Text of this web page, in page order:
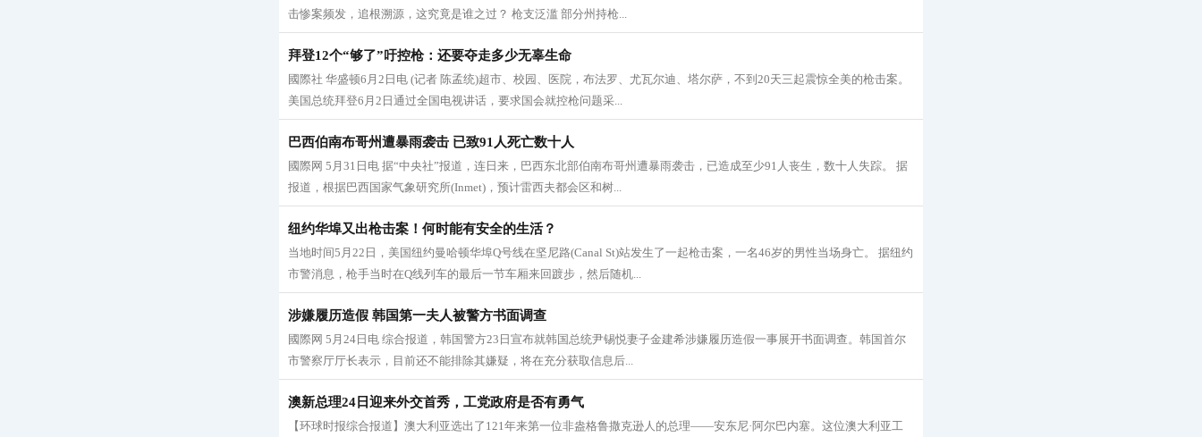
击惨案频发，追根溯源，这究竟是谁之过？ 枪支泛滥 部分州持枪...
拜登12个“够了”吁控枪：还要夺走多少无辜生命
國際社 华盛顿6月2日电 (记者 陈孟统)超市、校园、医院，布法罗、尤瓦尔迪、塔尔萨，不到20天三起震惊全美的枪击案。
美国总统拜登6月2日通过全国电视讲话，要求国会就控枪问题采...
巴西伯南布哥州遭暴雨袭击 已致91人死亡数十人
國際网 5月31日电 据“中央社”报道，连日来，巴西东北部伯南布哥州遭暴雨袭击，已造成至少91人丧生，数十人失踪。 据
报道，根据巴西国家气象研究所(Inmet)，预计雷西夫都会区和树...
纽约华埠又出枪击案！何时能有安全的生活？
当地时间5月22日，美国纽约曼哈顿华埠Q号线在坚尼路(Canal St)站发生了一起枪击案，一名46岁的男性当场身亡。 据纽约
市警消息，枪手当时在Q线列车的最后一节车厢来回踱步，然后随机...
涉嫌履历造假 韩国第一夫人被警方书面调查
國際网 5月24日电 综合报道，韩国警方23日宣布就韩国总统尹锡悦妻子金建希涉嫌履历造假一事展开书面调查。韩国首尔
市警察厅厅长表示，目前还不能排除其嫌疑，将在充分获取信息后...
澳新总理24日迎来外交首秀，工党政府是否有勇气
【环球时报综合报道】澳大利亚选出了121年来第一位非盎格鲁撒克逊人的总理——安东尼·阿尔巴内塞。这位澳大利亚工